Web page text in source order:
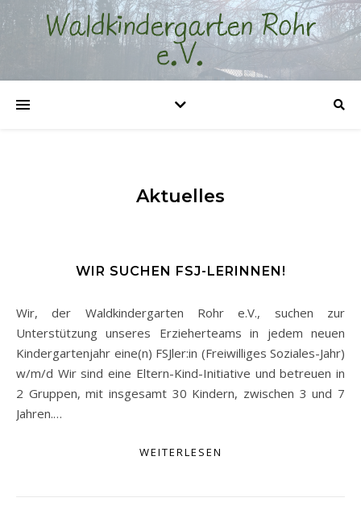
Aktuelles
WIR SUCHEN FSJ-LERINNEN!
Wir, der Waldkindergarten Rohr e.V., suchen zur
Unterstützung unseres Erzieherteams in jedem neuen
Kindergartenjahr eine(n) FSJler:in (Freiwilliges Soziales-Jahr)
w/m/d Wir sind eine Eltern-Kind-Initiative und betreuen in
2 Gruppen, mit insgesamt 30 Kindern, zwischen 3 und 7
Jahren.…
WEITERLESEN